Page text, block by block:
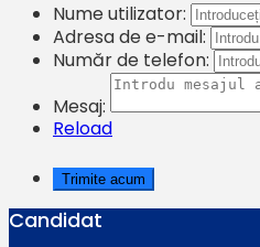
Nume utilizator:
Adresa de e-mail:
Număr de telefon:
Mesaj:
Reload
Candidat